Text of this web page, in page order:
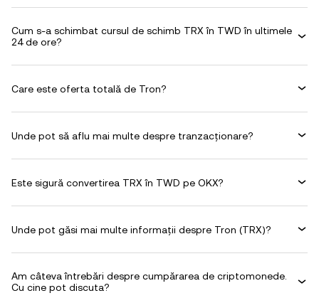
Cum s-a schimbat cursul de schimb TRX în TWD în ultimele
24 de ore?
Care este oferta totală de Tron?
Unde pot să aflu mai multe despre tranzacționare?
Este sigură convertirea TRX în TWD pe OKX?
Unde pot găsi mai multe informații despre Tron (TRX)?
Am câteva întrebări despre cumpărarea de criptomonede.
Cu cine pot discuta?